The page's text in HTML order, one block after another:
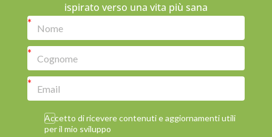
ispirato verso una vita più sana
Accetto di ricevere contenuti e aggiornamenti utili
per il mio sviluppo